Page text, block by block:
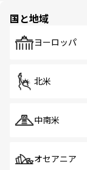
で、ホ
国と地域
ヨーロッパ
北米
中南米
オセアニア